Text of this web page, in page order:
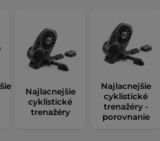
Najlacnejšie
cyklistické
trenažéry
Najlacnejšie
cyklistické
trenažéry -
porovnanie